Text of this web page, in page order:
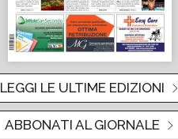
LEGGI LE ULTIME EDIZIONI
ABBONATI AL GIORNALE